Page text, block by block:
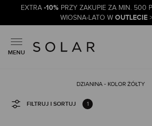
EXTRA -10% PRZY ZAKUPIE ZA MIN. 500
WIOSNA-LATO W OUTLECIE
MENU
DZIANINA - KOLOR ŻÓŁTY
FILTRUJ I SORTUJ 1